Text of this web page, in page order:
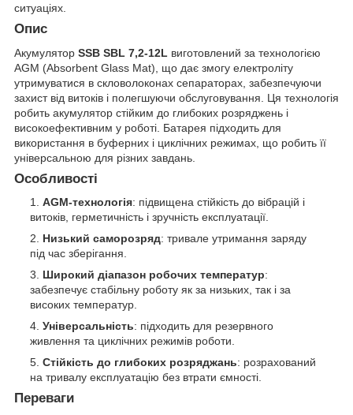
ситуаціях.
Опис
Акумулятор SSB SBL 7,2-12L виготовлений за технологією
AGM (Absorbent Glass Mat), що дає змогу електроліту
утримуватися в скловолоконах сепараторах, забезпечуючи
захист від витоків і полегшуючи обслуговування. Ця технологія
робить акумулятор стійким до глибоких розряджень і
високоефективним у роботі. Батарея підходить для
використання в буферних і циклічних режимах, що робить її
універсальною для різних завдань.
Особливості
AGM-технологія: підвищена стійкість до вібрацій і
витоків, герметичність і зручність експлуатації.
Низький саморозряд: тривале утримання заряду
під час зберігання.
Широкий діапазон робочих температур:
забезпечує стабільну роботу як за низьких, так і за
високих температур.
Універсальність: підходить для резервного
живлення та циклічних режимів роботи.
Стійкість до глибоких розряджань: розрахований
на тривалу експлуатацію без втрати ємності.
Переваги